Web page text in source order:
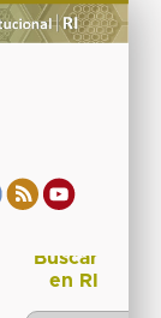
Buscar
en RI